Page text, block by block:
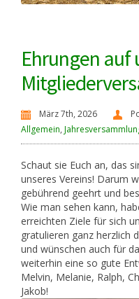
Ehrungen auf
März 7th, 2026
Allgemein,
Schaut sie Euch an, das
unseres Vereins! Darum
gebührend geehrt und
Wie man sehen kann,
erreichten Ziele für sich
gratulieren ganz herzlich
und wünschen auch für
weiterhin eine so gute
Melvin, Melanie, Ralph,
Jakob!